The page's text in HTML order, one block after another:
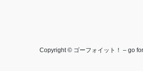
Copyright © ゴーフォイット！ – go